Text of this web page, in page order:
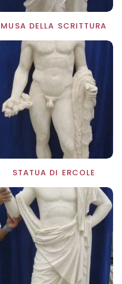
MUSA DELLA SCRITTURA
STATUA DI ERCOLE